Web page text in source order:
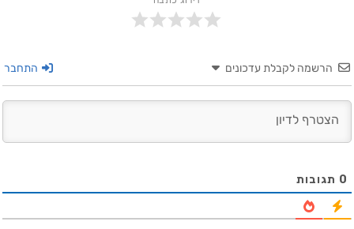
הרשמה לקבלת עדכונים התחבר
0 תגובות